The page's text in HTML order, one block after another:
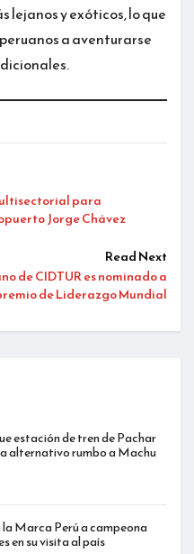
lejanos y exóticos, lo que
a aventurarse
para
Jorge Chávez
Read Next
de CIDTUR es nominado a
de Liderazgo Mundial
estación de tren de Pachar
alternativo rumbo a Machu
Marca Perú a campeona
en su visita al país